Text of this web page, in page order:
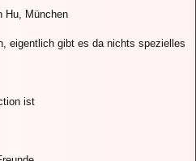
Hu, München
eigentlich gibt es da nichts spezielles
ist